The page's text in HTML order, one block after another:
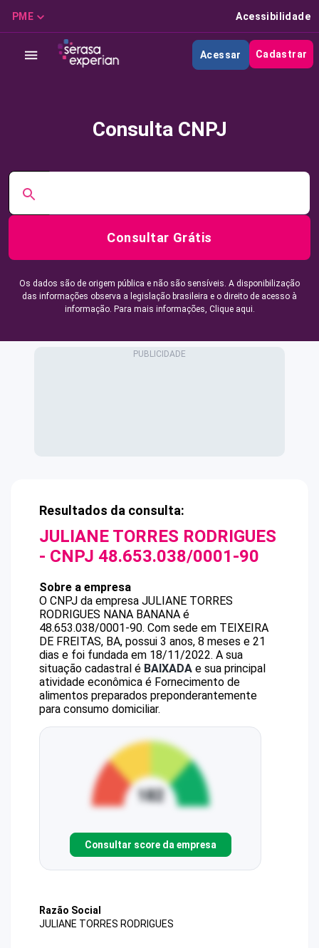
PME Acessibilidade
Acessar Cadastrar
Consulta CNPJ
Consultar Grátis
Os dados são de origem pública e não são sensíveis. A disponibilização
das informações observa a legislação brasileira e o direito de acesso à
informação. Para mais informações, Clique aqui.
Resultados da consulta:
JULIANE TORRES RODRIGUES
- CNPJ 48.653.038/0001-90
Sobre a empresa
O CNPJ da empresa JULIANE TORRES
RODRIGUES NANA BANANA é
48.653.038/0001-90. Com sede em TEIXEIRA
DE FREITAS, BA, possui 3 anos, 8 meses e 21
dias e foi fundada em 18/11/2022. A sua
situação cadastral é BAIXADA e sua principal
atividade econômica é Fornecimento de
alimentos preparados preponderantemente
para consumo domiciliar.
Consultar score da empresa
Razão Social
JULIANE TORRES RODRIGUES